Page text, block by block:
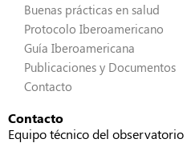
Buenas prácticas en salud
Protocolo Iberoamericano
Guía Iberoamericana
Publicaciones y Documentos
Contacto
Contacto
Equipo técnico del observatorio